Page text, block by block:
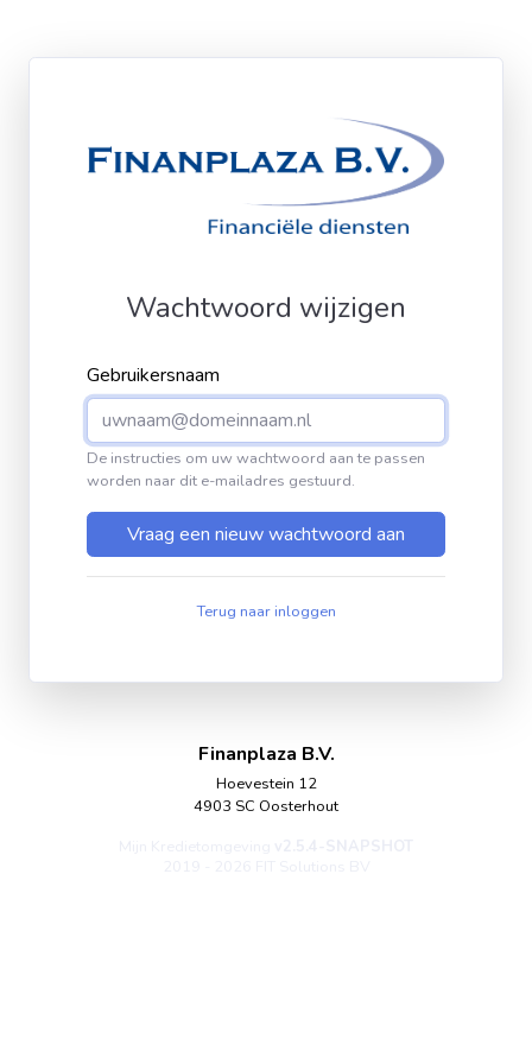
Wachtwoord wijzigen
Gebruikersnaam
De instructies om uw wachtwoord aan te passen
worden naar dit e-mailadres gestuurd.
Vraag een nieuw wachtwoord aan
Terug naar inloggen
Finanplaza B.V.
Hoevestein 12
4903 SC Oosterhout